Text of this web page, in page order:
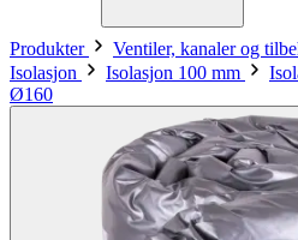
Produkter Ventiler, kanaler og
Isolasjon
Isolasjon 100 mm
Ø160